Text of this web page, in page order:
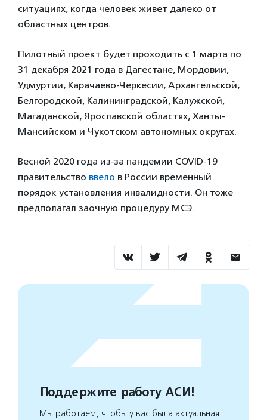
ситуациях, когда человек живет далеко от
областных центров.
Пилотный проект будет проходить с 1 марта по
31 декабря 2021 года в Дагестане, Мордовии,
Удмуртии, Карачаево-Черкесии, Архангельской,
Белгородской, Калининградской, Калужской,
Магаданской, Ярославской областях, Ханты-
Мансийском и Чукотском автономных округах.
Весной 2020 года из-за пандемии COVID-19
правительство ввело в России временный
порядок установления инвалидности. Он тоже
предполагал заочную процедуру МСЭ.
Поддержите работу АСИ!
Мы работаем, чтобы у вас была актуальная